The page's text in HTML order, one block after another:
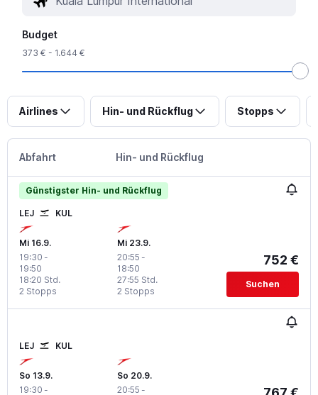
Budget
373 € - 1.644 €
Airlines Hin- und Rückflug Stopps
Abfahrt Hin- und Rückflug
Günstigster Hin- und Rückflug
LEJ KUL
Mi 16.9.
19:30 -
19:50
2 Stopps
18:20 Std.
Mi 23.9.
20:55 -
18:50
2 Stopps
27:55 Std.
752 €
Suchen
LEJ KUL
So 13.9.
19:30 -
So 20.9.
20:55 -